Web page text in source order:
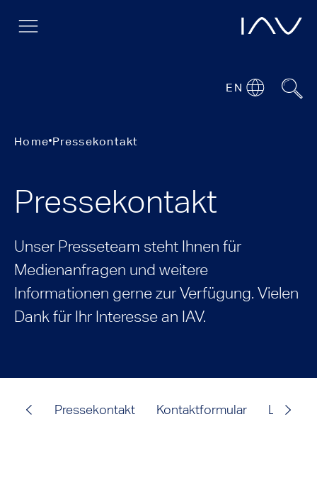
EN
Home Pressekontakt
Pressekontakt
Unser Presseteam steht Ihnen für
Medienanfragen und weitere
Informationen gerne zur Verfügung. Vielen
Dank für Ihr Interesse an IAV.
Pressekontakt Kontaktformular Logo